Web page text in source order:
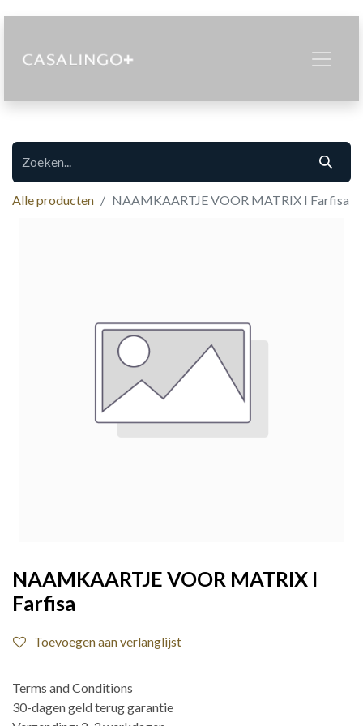
Alle producten NAAMKAARTJE VOOR MATRIX I Farfisa
NAAMKAARTJE VOOR MATRIX I
Farfisa
Toevoegen aan verlanglijst
Terms and Conditions
30-dagen geld terug garantie